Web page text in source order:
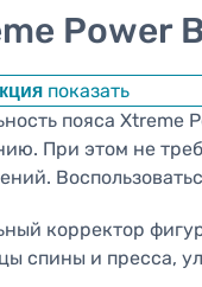
Power
показать
пояса Xtreme
При этом не
корректор
спины и пресса,